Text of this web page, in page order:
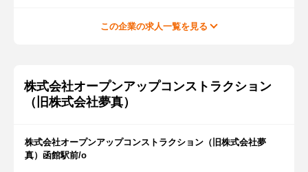
この企業の求人一覧を見る
株式会社オープンアップコンストラクション
（旧株式会社夢真）
株式会社オープンアップコンストラクション（旧株式会社夢
真）函館駅前/o